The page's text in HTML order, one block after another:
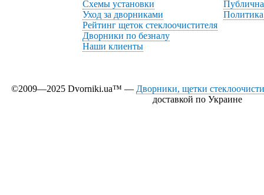
Схемы установки
Уход за дворниками
Рейтинг щеток стеклоочистителя
Дворники по безналу
Наши клиенты
©2009—2025 Dvorniki.ua™ — Дворники, щетки
доставкой по Украине